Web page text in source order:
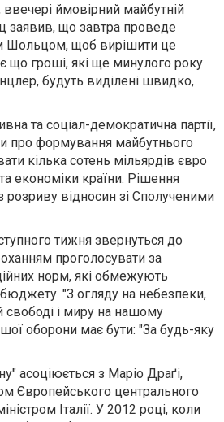
ймовірний майбутній
заявив, що завтра проведе
Шольцом, щоб вирішити це
що гроші, які ще минулого року
будуть виділені швидко,
та соціал-демократична партії,
про формування майбутнього
кілька сотень мільярдів євро
економіки країни. Рішення
розриву відносин зі Сполученими
тижня звернуться до
проголосувати за
норм, які обмежують
"З огляду на небезпеки,
і миру на нашому
оборони має бути: "За будь-яку
асоціюється з Маріо Драґі,
Європейського центрального
Італії. У 2012 році, коли